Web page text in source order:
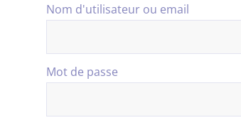
Nom d'utilisateur ou email
Mot de passe